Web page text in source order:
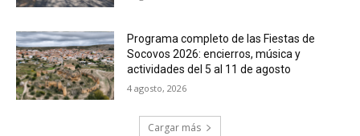
Programa completo de las Fiestas de
Socovos 2026: encierros, música y
actividades del 5 al 11 de agosto
4 agosto, 2026
Cargar más